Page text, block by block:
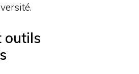
outils